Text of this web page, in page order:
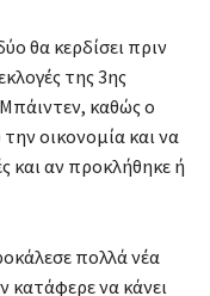
θα κερδίσει πριν
της 3ης
καθώς ο
οικονομία και να
και αν προκλήθηκε ή
πολλά νέα
κατάφερε να κάνει